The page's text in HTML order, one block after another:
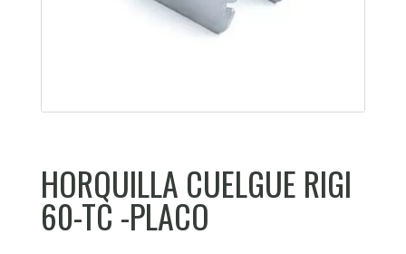
HORQUILLA CUELGUE RIGI
60-TC -PLACO